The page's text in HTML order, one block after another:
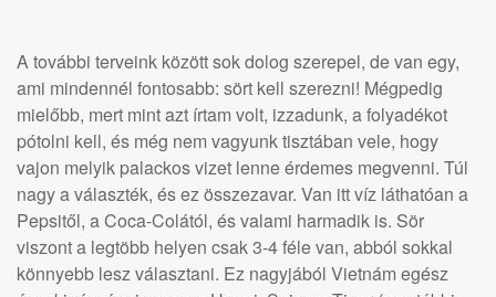
A további terveink között sok dolog szerepel, de van egy,
ami mindennél fontosabb: sört kell szerezni! Mégpedig
mielőbb, mert mint azt írtam volt, izzadunk, a folyadékot
pótolni kell, és még nem vagyunk tisztában vele, hogy
vajon melyik palackos vizet lenne érdemes megvenni. Túl
nagy a választék, és ez összezavar. Van itt víz láthatóan a
Pepsitől, a Coca-Colától, és valami harmadik is. Sör
viszont a legtöbb helyen csak 3-4 féle van, abból sokkal
könnyebb lesz választani. Ez nagyjából Vietnám egész